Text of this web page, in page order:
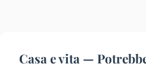
Casa e vita —